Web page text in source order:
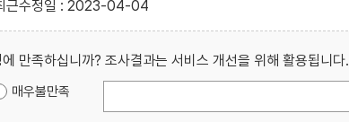
근수정일 : 2023-04-04
만족하십니까? 조사결과는 서비스 개선을 위해 활용됩니다.
매우불만족